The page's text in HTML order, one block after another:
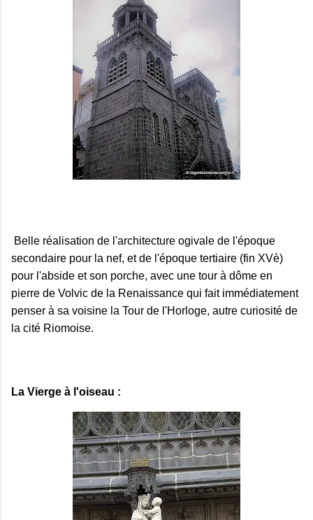
Belle réalisation de l'architecture ogivale de l'époque
secondaire pour la nef, et de l'époque tertiaire (fin XVè)
pour l'abside et son porche, avec une tour à dôme en
pierre de Volvic de la Renaissance qui fait immédiatement
penser à sa voisine la Tour de l'Horloge, autre curiosité de
la cité Riomoise.
La Vierge à l'oiseau :